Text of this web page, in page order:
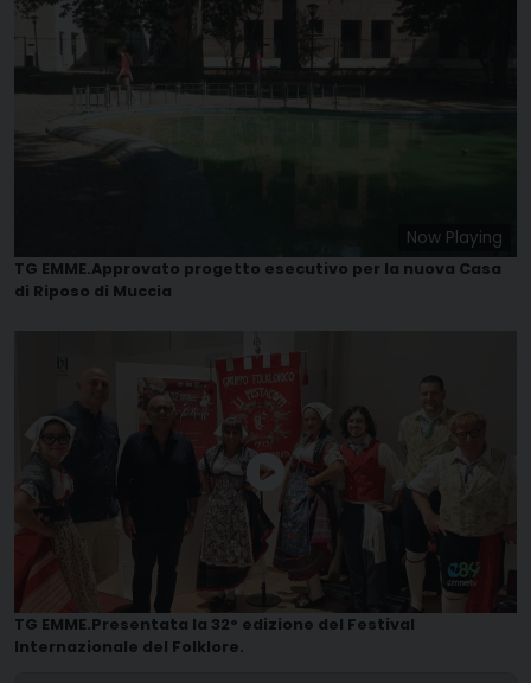
Now Playing
TG EMME.Approvato progetto esecutivo per la nuova Casa
di Riposo di Muccia
TG EMME.Presentata la 32° edizione del Festival
Internazionale del Folklore.